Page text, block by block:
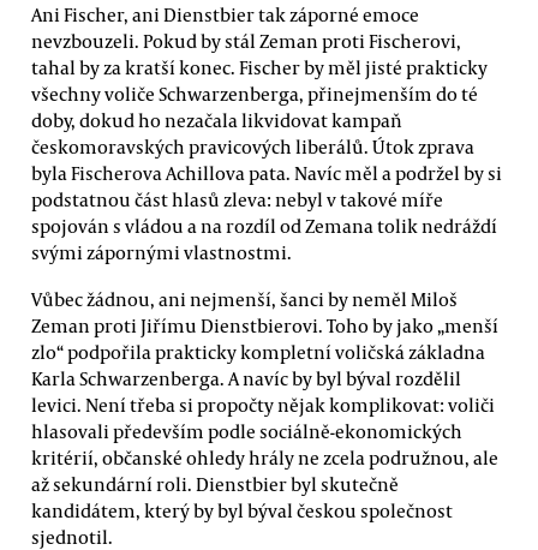
Ani Fischer, ani Dienstbier tak záporné emoce
nevzbouzeli. Pokud by stál Zeman proti Fischerovi,
tahal by za kratší konec. Fischer by měl jisté prakticky
všechny voliče Schwarzenberga, přinejmenším do té
doby, dokud ho nezačala likvidovat kampaň
českomoravských pravicových liberálů. Útok zprava
byla Fischerova Achillova pata. Navíc měl a podržel by si
podstatnou část hlasů zleva: nebyl v takové míře
spojován s vládou a na rozdíl od Zemana tolik nedráždí
svými zápornými vlastnostmi.
Vůbec žádnou, ani nejmenší, šanci by neměl Miloš
Zeman proti Jiřímu Dienstbierovi. Toho by jako „menší
zlo“ podpořila prakticky kompletní voličská základna
Karla Schwarzenberga. A navíc by byl býval rozdělil
levici. Není třeba si propočty nějak komplikovat: voliči
hlasovali především podle sociálně-ekonomických
kritérií, občanské ohledy hrály ne zcela podružnou, ale
až sekundární roli. Dienstbier byl skutečně
kandidátem, který by byl býval českou společnost
sjednotil.